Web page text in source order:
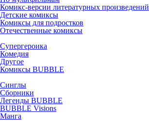
Комикс-версии литературных произведений
Детские комиксы
Комиксы для подростков
Отечественные комиксы
Супергероика
Комедия
Другое
Комиксы BUBBLE
Синглы
Сборники
Легенды BUBBLE
BUBBLE Visions
Манга